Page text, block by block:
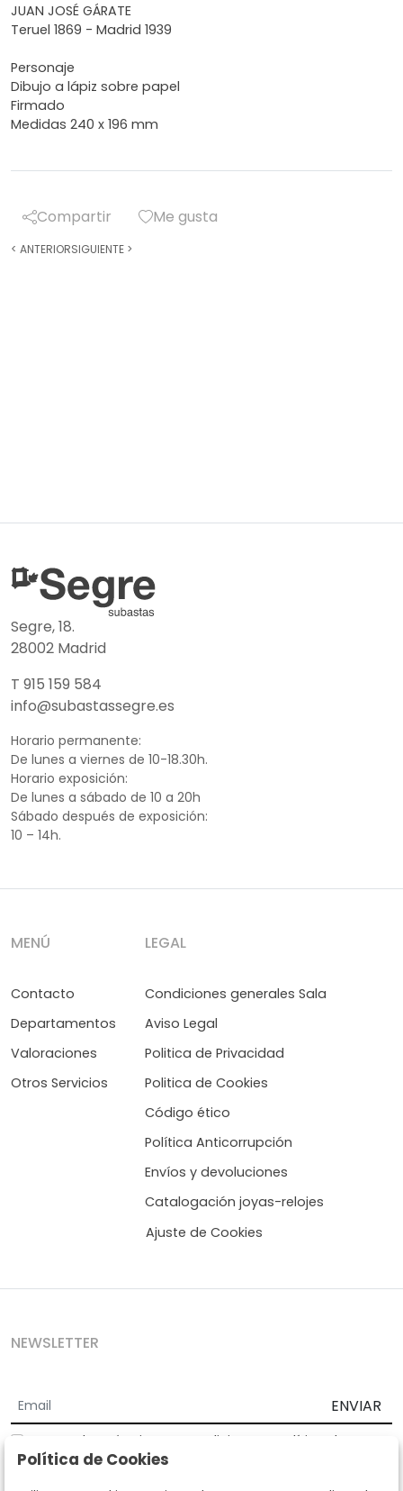
JUAN JOSÉ GÁRATE
Teruel 1869 - Madrid 1939
Personaje
Dibujo a lápiz sobre papel
Firmado
Medidas 240 x 196 mm
Compartir Me gusta
< ANTERIORSIGUIENTE >
Segre, 18.
28002 Madrid
T 915 159 584
info@subastassegre.es
Horario permanente:
De lunes a viernes de 10-18.30h.
Horario exposición:
De lunes a sábado de 10 a 20h
Sábado después de exposición:
10 – 14h.
MENÚ
Contacto
Departamentos
Valoraciones
Otros Servicios
LEGAL
Condiciones generales Sala
Aviso Legal
Politica de Privacidad
Politica de Cookies
Código ético
Política Anticorrupción
Envíos y devoluciones
Catalogación joyas-relojes
Ajuste de Cookies
NEWSLETTER
ENVIAR
Acepto los Términos y Condiciones
Política de
privacidad
Política de Cookies